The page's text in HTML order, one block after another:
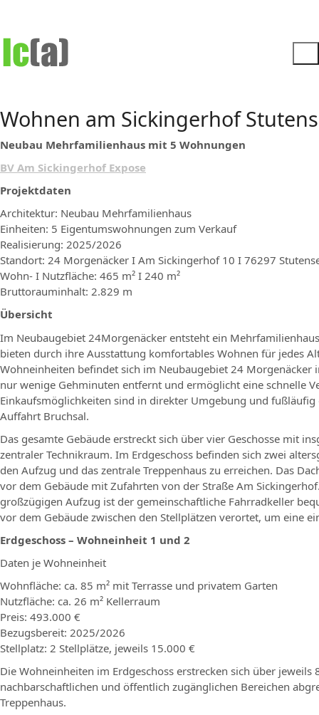
Wohnen am Sickingerhof
Neubau Mehrfamilienhaus mit 5 Wohnungen
BV Am Sickingerhof Expose
Projektdaten
Architektur: Neubau Mehrfamilienhaus
Einheiten: 5 Eigentumswohnungen zum Verkauf
Realisierung: 2025/2026
Standort: 24 Morgenäcker I Am Sickingerhof 10 I 76297
Wohn- I Nutzfläche: 465 m² I 240 m²
Bruttorauminhalt: 2.829 m
Übersicht
Im Neubaugebiet 24Morgenäcker entsteht ein
bieten durch ihre Ausstattung komfortables Wohnen für jedes
Wohneinheiten befindet sich im Neubaugebiet 24
nur wenige Gehminuten entfernt und ermöglicht eine schnelle
Einkaufsmöglichkeiten sind in direkter Umgebung und
Auffahrt Bruchsal.
Das gesamte Gebäude erstreckt sich über vier Geschosse mit
zentraler Technikraum. Im Erdgeschoss befinden sich zwei
den Aufzug und das zentrale Treppenhaus zu erreichen. Das
vor dem Gebäude mit Zufahrten von der Straße Am
großzügigen Aufzug ist der gemeinschaftliche Fahrradkeller
vor dem Gebäude zwischen den Stellplätzen verortet, um eine
Erdgeschoss – Wohneinheit 1 und 2
Daten je Wohneinheit
Wohnfläche: ca. 85 m² mit Terrasse und privatem Garten
Nutzfläche: ca. 26 m² Kellerraum
Preis: 493.000 €
Bezugsbereit: 2025/2026
Stellplatz: 2 Stellplätze, jeweils 15.000 €
Die Wohneinheiten im Erdgeschoss erstrecken sich über
nachbarschaftlichen und öffentlich zugänglichen Bereichen
Treppenhaus.